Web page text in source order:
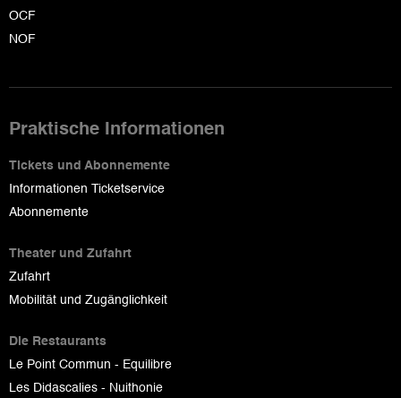
OCF
NOF
Praktische Informationen
Tickets und Abonnemente
Informationen Ticketservice
Abonnemente
Theater und Zufahrt
Zufahrt
Mobilität und Zugänglichkeit
Die Restaurants
Le Point Commun - Equilibre
Les Didascalies - Nuithonie